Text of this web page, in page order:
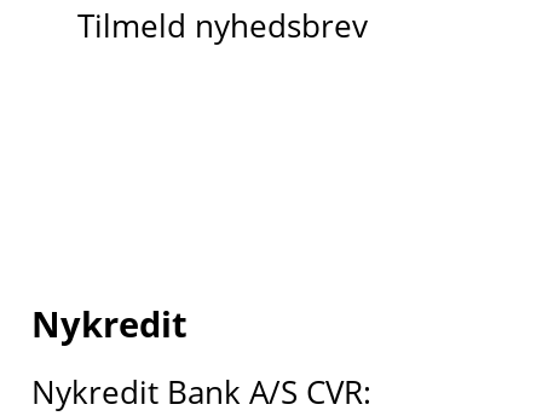
Tilmeld nyhedsbrev
Nykredit
Nykredit Bank A/S CVR: